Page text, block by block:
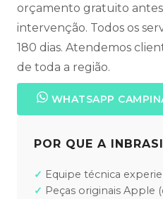
orçamento gratuito
intervenção. Todos os
180 dias. Atendemos
de toda a região.
WHATSAPP
POR QUE A
Equipe técnica
Peças originais Apple